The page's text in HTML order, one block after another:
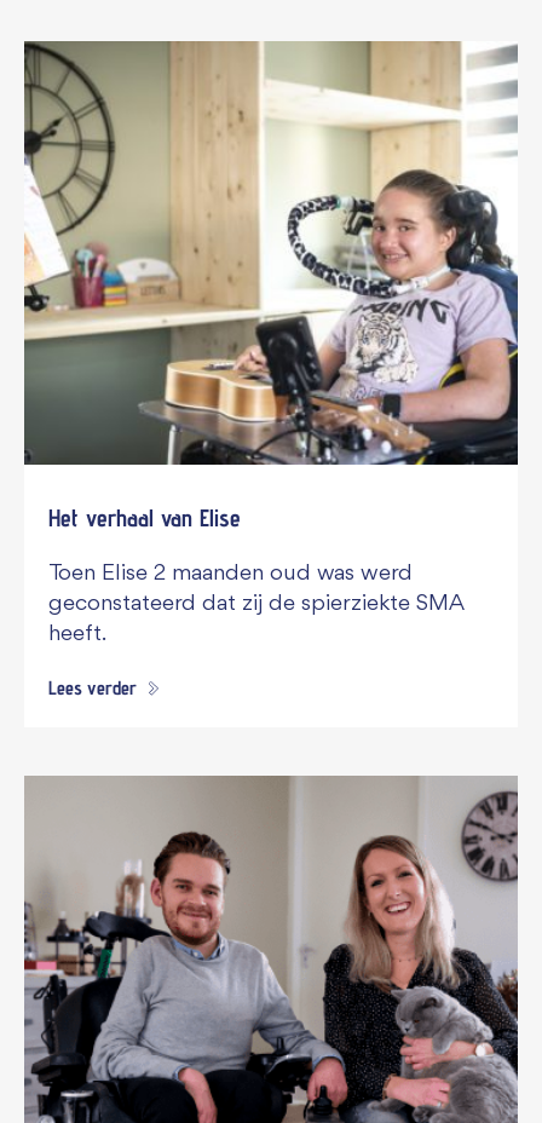
Het verhaal van Elise
Toen Elise 2 maanden oud was werd
geconstateerd dat zij de spierziekte SMA
heeft.
Lees verder